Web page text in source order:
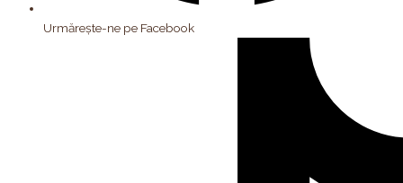
Urmărește-ne pe Facebook